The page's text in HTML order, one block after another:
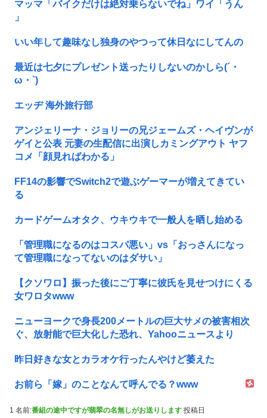
マッマ「バイクだけは絶対乗らないでね」ワイ「うん
」
いい年して趣味なし独身のやつって休日なにしてんの
最近は七夕にプレゼント送ったりしないのかしら(´・
ω・`)
エッヂ 海外旅行部
アンジェリーナ・ジョリーの兄ジェームズ・ヘイヴンが
ゲイと公表 元妻の生配信に出演しカミングアウト ヤフ
コメ「顔見ればわかる」
FF14の影響でSwitch2で遊ぶゲーマーが増えてきてい
る
カードゲームオタク、ウキウキで一般人を晒し始める
「管理職になるのはコスパ悪い」vs「おっさんになっ
て管理職になってないのはダサい」
【クソワロ】振った後にご丁寧に彼氏を見せつけにくる
女ワロタwww
ニューヨークで身長200メートルの巨大サメの被害相次
ぐ、放射能で巨大化した恐れ、Yahooニュースより
昨日好きな女とカラオケ行ったんやけど萎えた
お前ら「嫁」のことなんて呼んでる？www
1 名前:番組の途中ですが翡翠の名無しがお送りします 投稿日